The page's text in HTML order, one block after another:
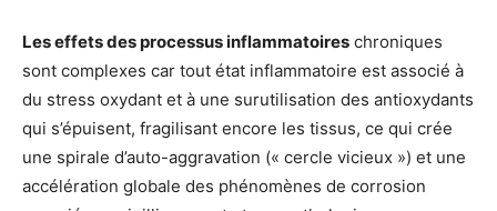
Les effets des processus inflammatoires chroniques
sont complexes car tout état inflammatoire est associé à
du stress oxydant et à une surutilisation des antioxydants
qui s’épuisent, fragilisant encore les tissus, ce qui crée
une spirale d’auto-aggravation (« cercle vicieux ») et une
accélération globale des phénomènes de corrosion